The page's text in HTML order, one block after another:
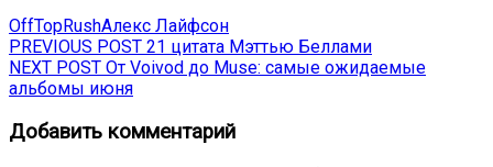
OffTopRushАлекс Лайфсон
Навигация
по
PREVIOUS POST Previous
post:
21 цитата Мэттью Беллами
NEXT POST Next
post:
От Voivod до Muse: самые ожидаемые
альбомы июня
Добавить комментарий